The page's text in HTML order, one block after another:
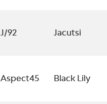
J/92 Jacutsi
Aspect45 Black Lily